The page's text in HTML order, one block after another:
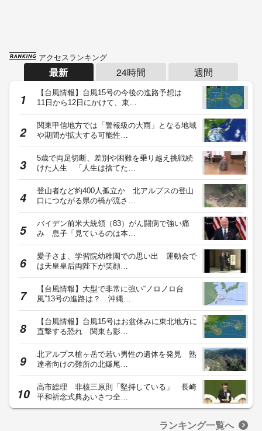
アクセスランキング
最新 24時間 週間
【台風情報】台風15号の今後の進路予想は
11日から12日にかけて、東…
関東甲信地方では「警報級の大雨」となる地域
や期間が拡大する可能性…
5歳で両足切断、差別や困難を乗り越え挑戦続
けた人生 「人生は捨てた…
登山者など約400人孤立か 北アルプスの登山
口につながる県の橋が流さ…
バイデン前米大統領（83）がん闘病で強い痛
み 息子「見ているのは本…
愛子さま、学習院幼稚園での思い出 運動会で
は天皇皇后両陛下が笑顔…
【台風情報】大型で非常に強い“ノロノロ台
風”13号の進路は？ 沖縄…
【台風情報】台風15号はお盆休みに東北地方に
直撃する恐れ 関東も影…
北アルプス槍ヶ岳で若い男性の遺体を発見 熟
達者向けの難所の北鎌尾…
高市総理 非核三原則「堅持している」 長崎
平和祈念式典あいさつ全…
ランキング一覧へ